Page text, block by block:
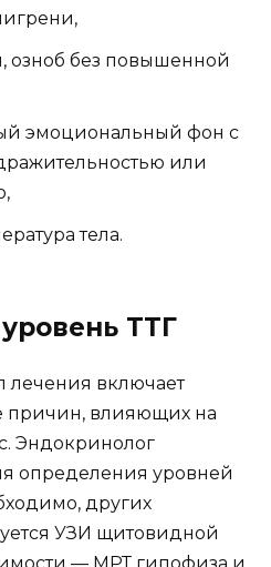
без повышенной
эмоциональный фон с
или
тела.
ТТГ
лечения включает
причин, влияющих на
Эндокринолог
определения уровней
других
УЗИ щитовидной